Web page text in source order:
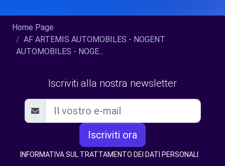
Home Page
AF ARTEMIS AUTOMOBILES - NOGENT
AUTOMOBILES - NOGE...
Iscriviti alla nostra newsletter
Iscriviti ora
INFORMATIVA SUL TRATTAMENTO DEI DATI PERSONALI